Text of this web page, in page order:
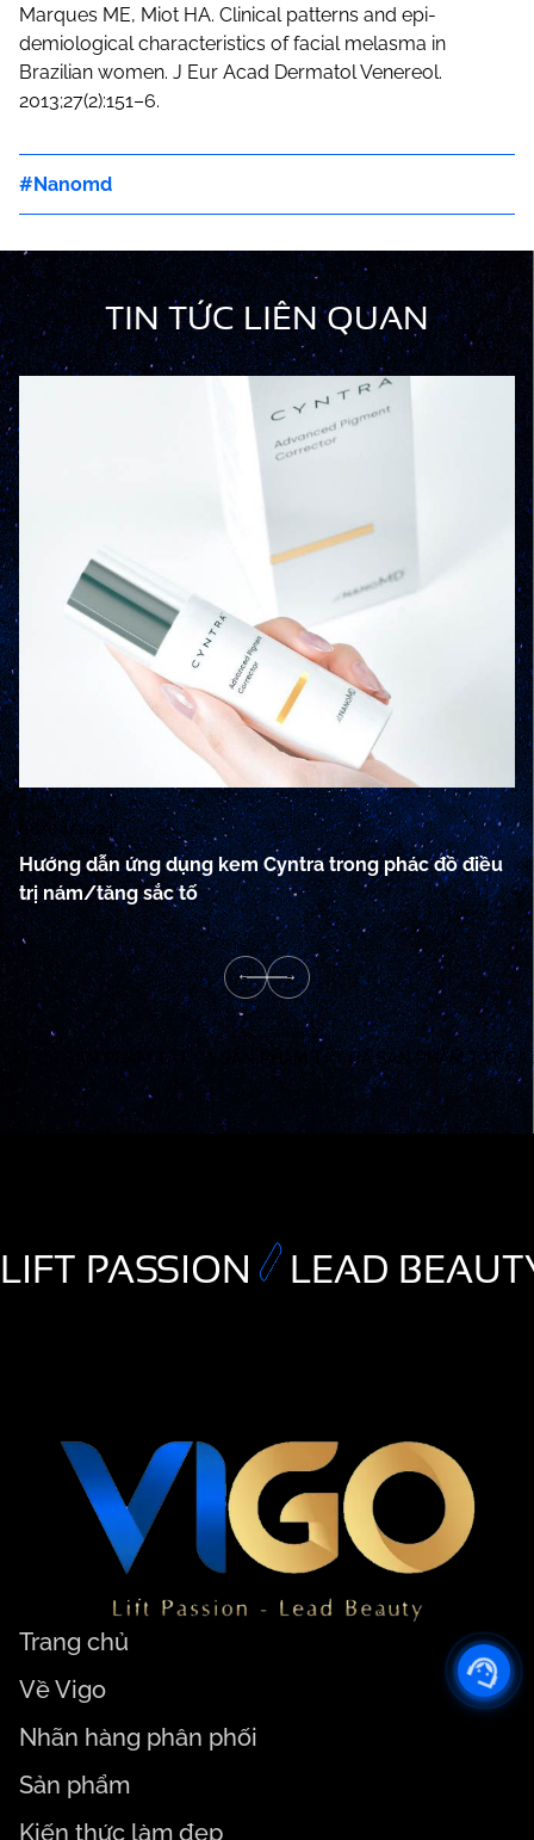
Marques ME, Miot HA. Clinical patterns and epi-
demiological characteristics of facial melasma in
Brazilian women. J Eur Acad Dermatol Venereol.
2013;27(2):151–6.
Nanomd
TIN TỨC LIÊN QUAN
08/08/2024
Hướng dẫn ứng dụng kem Cyntra trong phác đồ điều
trị nám/tăng sắc tố
TẤT CẢ SẢN PHẨM TẤT CẢ SẢN PHẨM TẤT CẢ SẢN PHẨM TẤT CẢ
LIFT PASSION LEAD
Trang chủ
Về Vigo
Nhãn hàng phân phối
Sản phẩm
Kiến thức làm đẹp